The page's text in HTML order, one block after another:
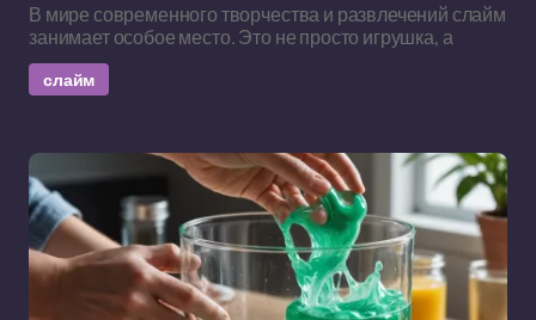
В мире современного творчества и развлечений слайм
занимает особое место. Это не просто игрушка, а
слайм